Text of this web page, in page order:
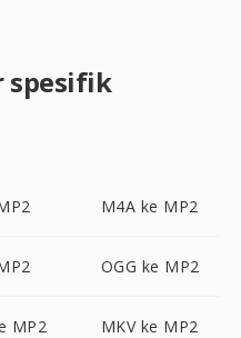
spesifik
M4A ke MP2
OGG ke MP2
MP2 MKV ke MP2